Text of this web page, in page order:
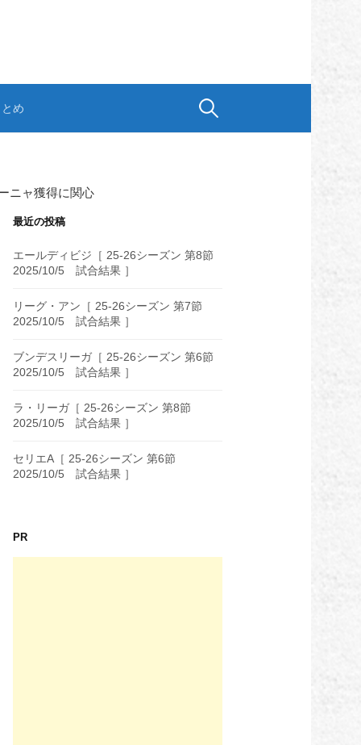
め 検
ニャ獲得に関心
最近の投稿
エールディビジ［ 25-26シーズン 第8節
2025/10/5 試合結果 ］
リーグ・アン［ 25-26シーズン 第7節
2025/10/5 試合結果 ］
ブンデスリーガ［ 25-26シーズン 第6節
2025/10/5 試合結果 ］
ラ・リーガ［ 25-26シーズン 第8節
2025/10/5 試合結果 ］
セリエA［ 25-26シーズン 第6節
2025/10/5 試合結果 ］
PR